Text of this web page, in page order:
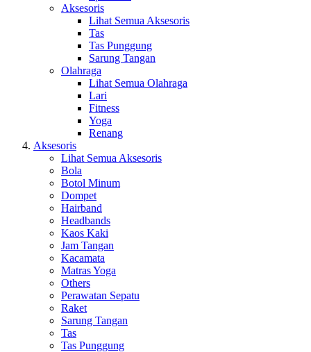
Aksesoris
Lihat Semua Aksesoris
Tas
Tas Punggung
Sarung Tangan
Olahraga
Lihat Semua Olahraga
Lari
Fitness
Yoga
Renang
Aksesoris
Lihat Semua Aksesoris
Bola
Botol Minum
Dompet
Hairband
Headbands
Kaos Kaki
Jam Tangan
Kacamata
Matras Yoga
Others
Perawatan Sepatu
Raket
Sarung Tangan
Tas
Tas Punggung